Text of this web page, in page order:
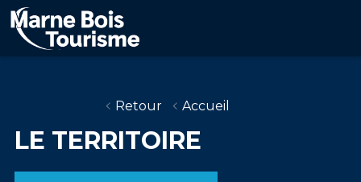
Aller
au
contenu
principal
Retour Accueil
LE TERRITOIRE